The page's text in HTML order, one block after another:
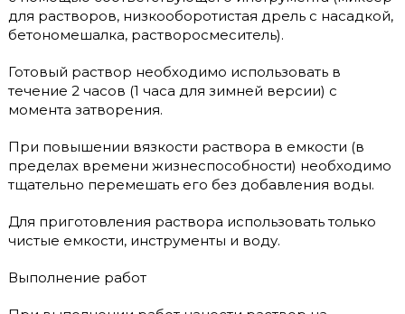
для растворов, низкооборотистая дрель с насадкой,
бетономешалка, растворосмеситель).
Готовый раствор необходимо использовать в
течение 2 часов (1 часа для зимней версии) с
момента затворения.
При повышении вязкости раствора в емкости (в
пределах времени жизнеспособности) необходимо
тщательно перемешать его без добавления воды.
Для приготовления раствора использовать только
чистые емкости, инструменты и воду.
Выполнение работ